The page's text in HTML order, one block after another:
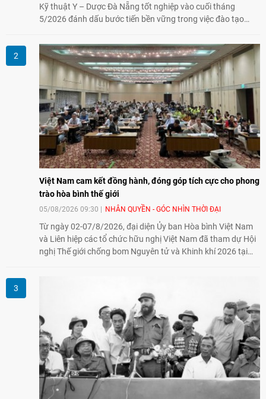
Kỹ thuật Y – Dược Đà Nẵng tốt nghiệp vào cuối tháng
5/2026 đánh dấu bước tiến bền vững trong việc đào tạo
tại Việt Nam.
Việt Nam cam kết đồng hành, đóng góp tích cực cho phong
trào hòa bình thế giới
05/08/2026 09:30 NHÂN QUYỀN - GÓC NHÌN THỜI ĐẠI
Từ ngày 02-07/8/2026, đại diện Ủy ban Hòa bình Việt Nam
và Liên hiệp các tổ chức hữu nghị Việt Nam đã tham dự Hội
nghị Thế giới chống bom Nguyên tử và Khinh khí 2026 tại